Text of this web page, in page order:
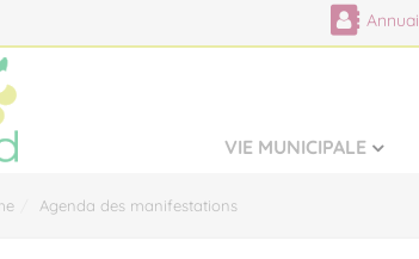
VIE MUNICIPALE
Agenda des manifestations